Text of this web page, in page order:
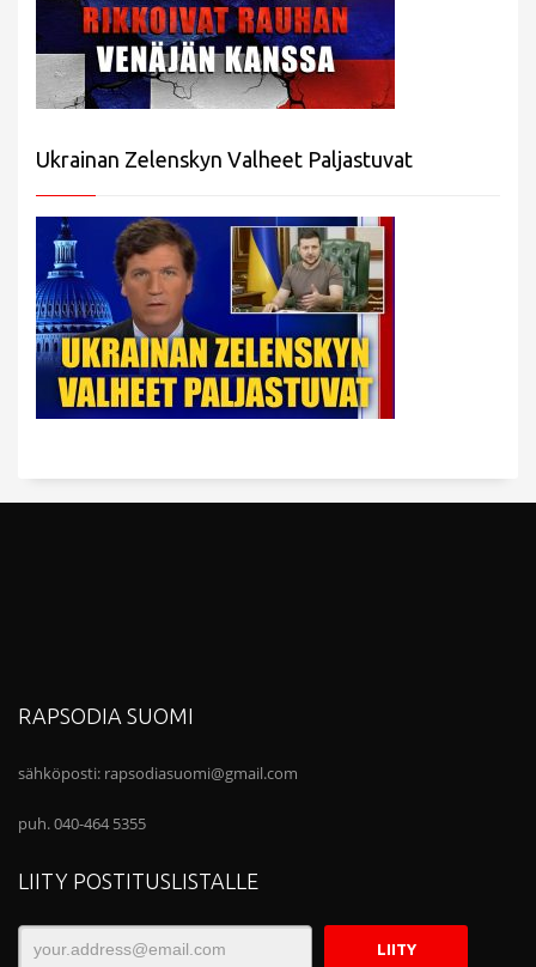
Ukrainan Zelenskyn Valheet Paljastuvat
RAPSODIA SUOMI
sähköposti: rapsodiasuomi@gmail.com
puh. 040-464 5355
LIITY POSTITUSLISTALLE